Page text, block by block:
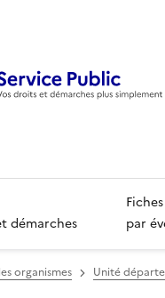
démarches
par
organismes Unité